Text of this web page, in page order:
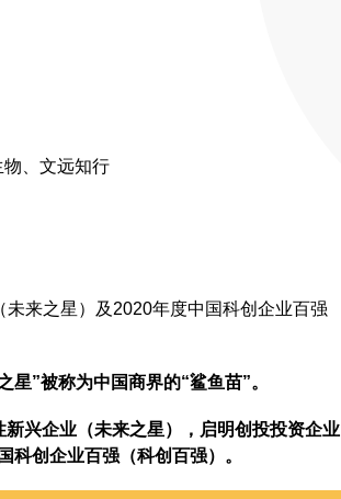
、文远知行
未来之星）及2020年度中国科创企业百强
星”被称为中国商界的“鲨鱼苗”。
兴企业（未来之星），启明创投投资企业
创企业百强（科创百强）。